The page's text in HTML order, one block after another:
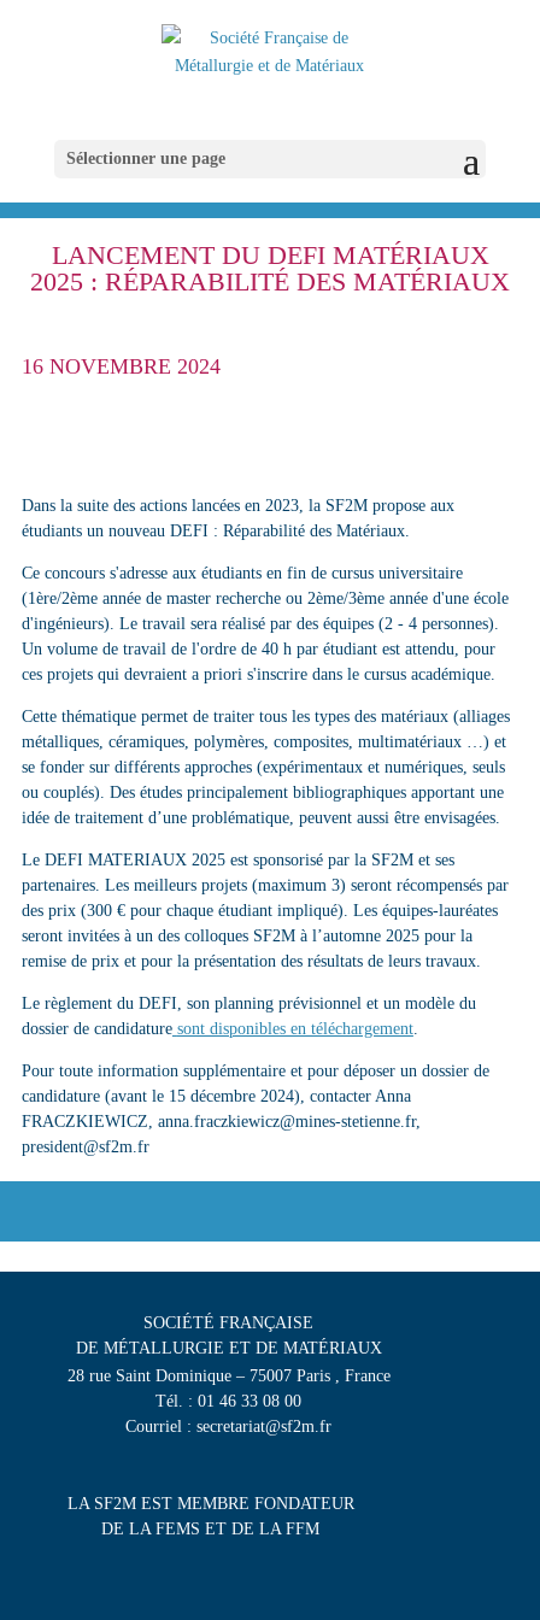
Sélectionner une page
LANCEMENT DU DEFI MATÉRIAUX
2025 : RÉPARABILITÉ DES MATÉRIAUX
16 NOVEMBRE 2024
Dans la suite des actions lancées en 2023, la SF2M propose aux
étudiants un nouveau DEFI : Réparabilité des Matériaux.
Ce concours s'adresse aux étudiants en fin de cursus universitaire
(1ère/2ème année de master recherche ou 2ème/3ème année d'une école
d'ingénieurs). Le travail sera réalisé par des équipes (2 - 4 personnes).
Un volume de travail de l'ordre de 40 h par étudiant est attendu, pour
ces projets qui devraient a priori s'inscrire dans le cursus académique.
Cette thématique permet de traiter tous les types des matériaux (alliages
métalliques, céramiques, polymères, composites, multimatériaux …) et
se fonder sur différents approches (expérimentaux et numériques, seuls
ou couplés). Des études principalement bibliographiques apportant une
idée de traitement d’une problématique, peuvent aussi être envisagées.
Le DEFI MATERIAUX 2025 est sponsorisé par la SF2M et ses
partenaires. Les meilleurs projets (maximum 3) seront récompensés par
des prix (300 € pour chaque étudiant impliqué). Les équipes-lauréates
seront invitées à un des colloques SF2M à l’automne 2025 pour la
remise de prix et pour la présentation des résultats de leurs travaux.
Le règlement du DEFI, son planning prévisionnel et un modèle du
dossier de candidature sont disponibles en téléchargement.
Pour toute information supplémentaire et pour déposer un dossier de
candidature (avant le 15 décembre 2024), contacter Anna
FRACZKIEWICZ, anna.fraczkiewicz@mines-stetienne.fr,
president@sf2m.fr
SOCIÉTÉ FRANÇAISE
DE MÉTALLURGIE ET DE MATÉRIAUX
28 rue Saint Dominique – 75007 Paris , France
Tél. : 01 46 33 08 00
Courriel : secretariat@sf2m.fr
LA SF2M EST MEMBRE FONDATEUR
DE LA FEMS ET DE LA FFM